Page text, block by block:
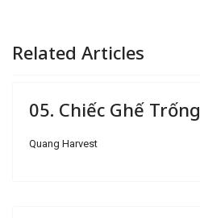
Related Articles
05. Chiếc Ghế Trống
Quang Harvest